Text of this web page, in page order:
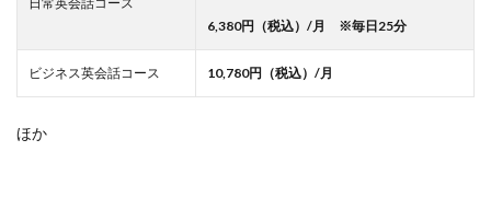
6,380円（税込）/月 ※毎日25分
ビジネス英会話コース 10,780円（税込）/月
ほか